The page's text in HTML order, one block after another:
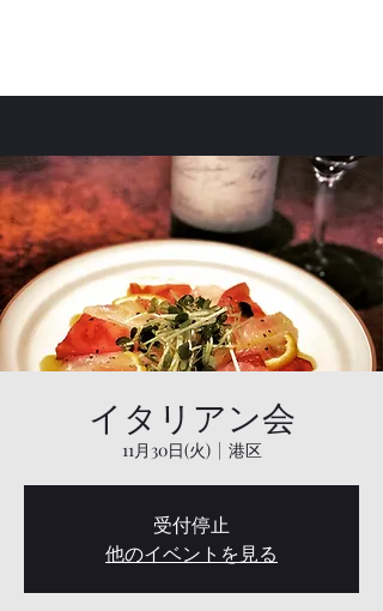
イタリアン会
11月30日(火)
  |
港区
受付停止
他のイベントを見る